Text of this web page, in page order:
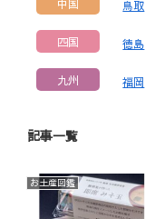
中国 鳥取
四国 徳島
九州 福岡
記事一覧
お土産図鑑